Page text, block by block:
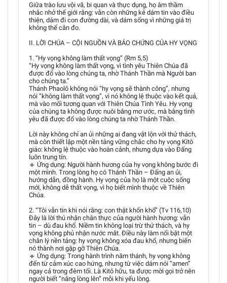
Giữa trào lưu vội vã, bi quan và thực dụng, họ âm thầm
nhắc nhở thế giới rằng: vẫn còn những kẻ dám tin vào điều
thiện, dám đi con đường dài, và dám sống vì những giá trị
không thể cân đo.
II. LỜI CHÚA – CỘI NGUỒN VÀ BẢO CHỨNG CỦA HY VỌNG
1. “Hy vọng không làm thất vọng” (Rm 5,5)
“Hy vọng không làm thất vọng, vì tình yêu Thiên Chúa đã
được đổ vào lòng chúng ta, nhờ Thánh Thần mà Người ban
cho chúng ta.”
Thánh Phaolô không nói “hy vọng sẽ thành công”, nhưng
nói “không làm thất vọng”, vì nó không lệ thuộc vào kết quả,
mà vào mối tương quan với Thiên Chúa Tình Yêu. Hy vọng
của chúng ta không được nuôi bằng mơ ước, mà bằng tình
yêu đã được đổ vào lòng chúng ta nhờ Thánh Thần.
Lời này không chỉ an ủi những ai đang vật lộn với thử thách,
mà còn thiết lập một nền tảng vững chắc cho hy vọng Kitô
giáo: không lệ thuộc vào hoàn cảnh, nhưng dựa vào Đấng
luôn trung tín.
🔹 Ứng dụng: Người hành hương của hy vọng không bước đi
một mình. Trong lòng họ có Thánh Thần – Đấng an ủi,
hướng dẫn, đồng hành. Hy vọng của họ là một cuộc sống
mới, không dễ thất vọng, vì họ biết mình thuộc về Thiên
Chúa.
2. “Tôi vẫn tin khi nói rằng: con thật khốn khổ” (Tv 116,10)
Đây là lời thú nhận chân thực của người hành hương: vẫn
tin – dù đau khổ. Niềm tin không loại trừ thử thách, và hy
vọng không phủ nhận nước mắt. Điều này làm nổi bật một
chân lý nền tảng: hy vọng không xóa đau khổ, nhưng biến
nó thành nơi gặp gỡ Thiên Chúa.
🔹 Ứng dụng: Trong hành trình năm thánh, hy vọng không
đến từ cảm xúc cao hứng, nhưng từ việc dám nói “amen”
ngay cả trong đêm tối. Là Kitô hữu, ta được mời gọi trở nên
người biết “nâng lòng lên” mỗi khi yếu lòng.